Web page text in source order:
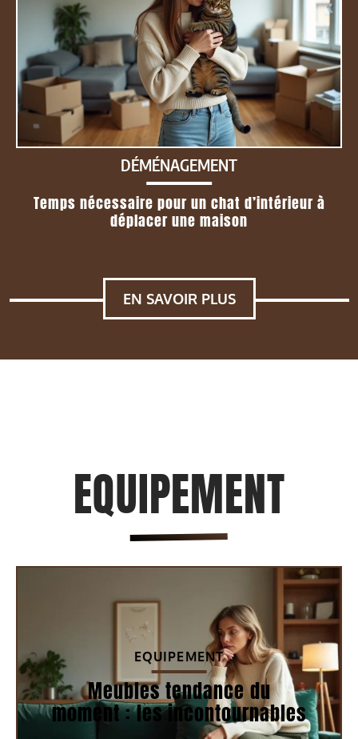
DÉMÉNAGEMENT
Temps nécessaire pour un chat d’intérieur à
déplacer une maison
EN SAVOIR PLUS
EQUIPEMENT
EQUIPEMENT
Meubles tendance du
moment : les incontournables